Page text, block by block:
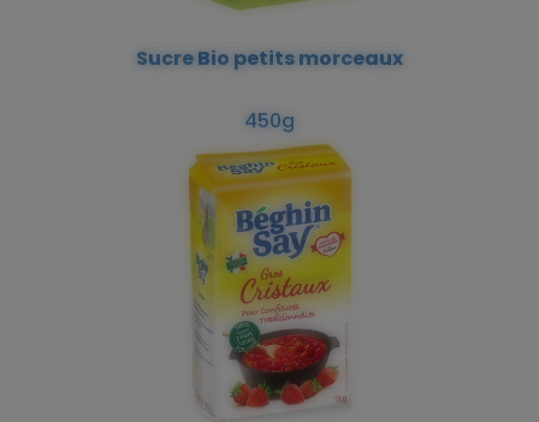
Sucre Bio petits morceaux
450g